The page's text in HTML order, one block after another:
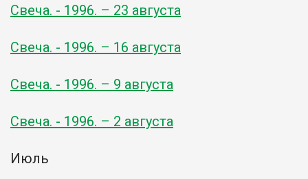
Свеча. - 1996. – 23 августа
Свеча. - 1996. – 16 августа
Свеча. - 1996. – 9 августа
Свеча. - 1996. – 2 августа
Июль